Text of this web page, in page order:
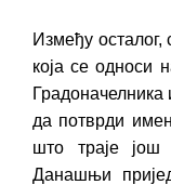
7.
Ујић
Између осталог,
која се односи
да потврди
што траје још
Данашњи